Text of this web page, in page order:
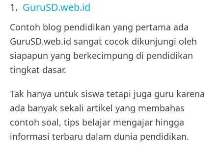
1. GuruSD.web.id
Contoh blog pendidikan yang pertama ada
GuruSD.web.id sangat cocok dikunjungi oleh
siapapun yang berkecimpung di pendidikan
tingkat dasar.
Tak hanya untuk siswa tetapi juga guru karena
ada banyak sekali artikel yang membahas
contoh soal, tips belajar mengajar hingga
informasi terbaru dalam dunia pendidikan.